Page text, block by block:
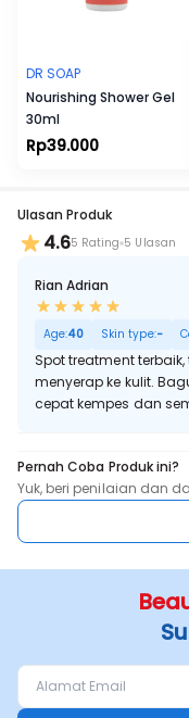
DR SOAP
Nourishing Shower Gel
30ml
Rp39.000
Ulasan Produk
4.65 Rating 5 Ulasan
Rian Adrian
Age:40 Skin type:-
Spot treatment
menyerap ke kulit.
cepat kempes dan
Pernah Coba Produk ini?
Yuk, beri penilaian dan